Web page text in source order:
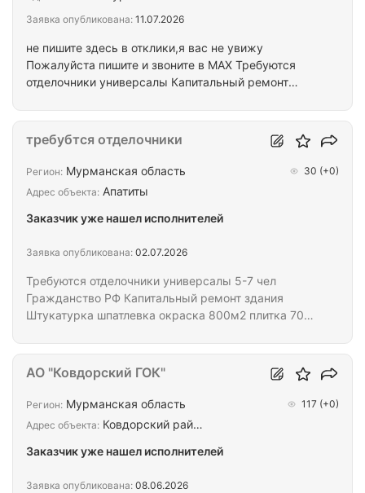
не пишите здесь в отклики,я вас не увижу
Пожалуйста пишите и звоните в MAX Требуются
отделочники универсалы Капитальный ремонт
спецодеждой и инструментом
Заявка опубликована: 11.07.2026
Требуются отделочники универсалы 5-7 чел
Гражданство РФ Капитальный ремонт здания
Штукатурка шпатлевка окраска 800м2 плитка 700
Обеспечиваем спецодеждой и инструментом
требубтся отделочники
Регион: Мурманская область 30 (+0)
Адрес объекта: Апатиты
Заказчик уже нашел исполнителей
Заявка опубликована: 02.07.2026
АО "Ковдорский ГОК"
Регион: Мурманская область 117 (+0)
Адрес объекта: Ковдорский рай…
Заказчик уже нашел исполнителей
Заявка опубликована: 08.06.2026